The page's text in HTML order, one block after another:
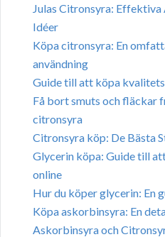
Julas Citronsyra:
Idéer
Köpa citronsyra: En
användning
Guide till att köpa
Få bort smuts och fläckar
citronsyra
Citronsyra köp: De Bästa
Glycerin köpa: Guide till
online
Hur du köper glycerin: En
Köpa askorbinsyra: En
Askorbinsyra och